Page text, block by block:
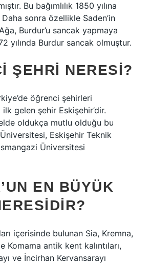
Bu bağımlılık 1850 yılına
sonra özellikle Saden’in
Burdur’u sancak yapmaya
yılında Burdur sancak olmuştur.
ŞEHRI NERESI?
öğrenci şehirleri
gelen şehir Eskişehir’dir.
oldukça mutlu olduğu bu
Eskişehir Teknik
Üniversitesi
EN BÜYÜK
içerisinde bulunan Sia, Kremna,
Komama antik kent kalıntıları,
ve İncirhan Kervansarayı